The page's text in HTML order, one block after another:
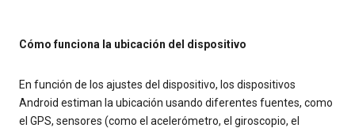
Cómo funciona la ubicación del dispositivo
En función de los ajustes del dispositivo, los dispositivos
Android estiman la ubicación usando diferentes fuentes, como
el GPS, sensores (como el acelerómetro, el giroscopio, el